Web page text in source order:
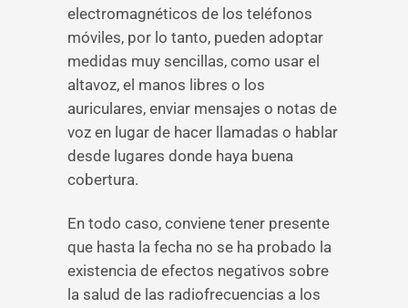
electromagnéticos de los teléfonos
móviles, por lo tanto, pueden adoptar
medidas muy sencillas, como usar el
altavoz, el manos libres o los
auriculares, enviar mensajes o notas de
voz en lugar de hacer llamadas o hablar
desde lugares donde haya buena
cobertura.
En todo caso, conviene tener presente
que hasta la fecha no se ha probado la
existencia de efectos negativos sobre
la salud de las radiofrecuencias a los